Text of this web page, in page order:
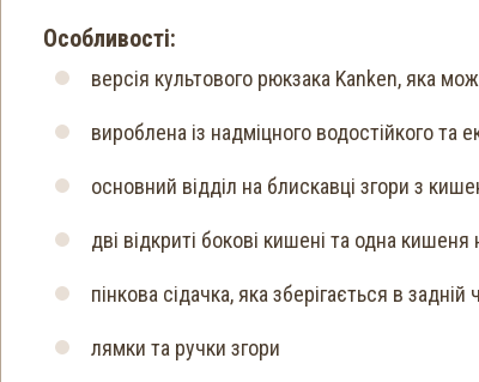
Особливості:
версія культового рюкзака Kanken, яка
вироблена із надміцного водостійкого та
основний відділ на блискавці згори з
дві відкриті бокові кишені та одна
пінкова сідачка, яка зберігається в
лямки та ручки згори